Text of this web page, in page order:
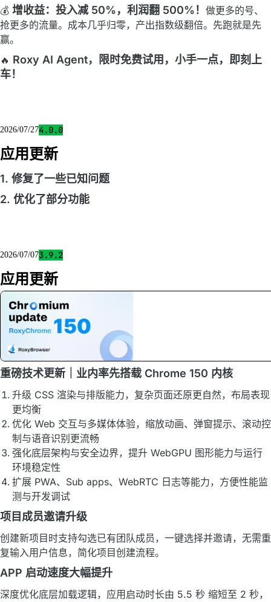
💰 增收益：投入减 50%，利润翻 500%！ 做更多的号、
抢更多的流量。成本几乎归零，产出指数级翻倍。先跑就是先
赢。
🔥 Roxy AI Agent，限时免费试用，小手一点，即刻上
车！
2026/07/274.0.0
应用更新
1. 修复了一些已知问题
2. 优化了部分功能
2026/07/073.9.2
应用更新
重磅技术更新｜业内率先搭载 Chrome 150 内核
升级 CSS 渲染与排版能力，复杂页面还原更自然，布局表现
更均衡
优化 Web 交互与多媒体体验，缩放动画、弹窗提示、滚动控
制与语音识别更流畅
强化底层架构与安全边界，提升 WebGPU 图形能力与运行
环境稳定性
扩展 PWA、Sub apps、WebRTC 日志等能力，方便性能监
测与开发调试
项目成员邀请升级
创建新项目时支持勾选已有团队成员，一键选择并邀请，无需重
复输入用户信息，简化项目创建流程。
APP 启动速度大幅提升
深度优化底层加载逻辑，应用启动时长由 5.5 秒 缩短至 2 秒，